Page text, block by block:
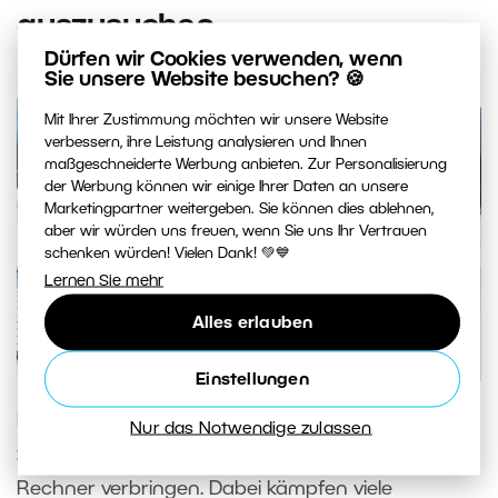
Dürfen wir Cookies verwenden, wenn
Sie unsere Website besuchen? 🍪
Mit Ihrer Zustimmung möchten wir unsere Website
verbessern, ihre Leistung analysieren und Ihnen
maßgeschneiderte Werbung anbieten. Zur Personalisierung
der Werbung können wir einige Ihrer Daten an unsere
Marketingpartner weitergeben. Sie können dies ablehnen,
aber wir würden uns freuen, wenn Sie uns Ihr Vertrauen
schenken würden! Vielen Dank! 💚💙
Lernen Sie mehr
Alles erlauben
Einstellungen
Nur das Notwendige zulassen
auszusuchen
Niemand möchte bei der Bearbeitung von
zwanzig Urlaubsfotos den ganzen Tag am
Rechner verbringen. Dabei kämpfen viele